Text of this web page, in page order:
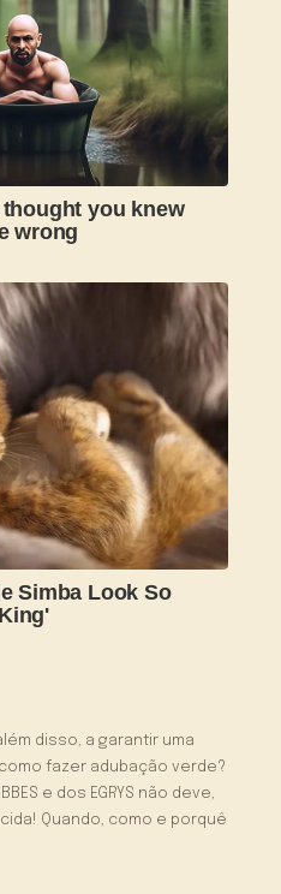
disso, a garantir uma
fazer adubação verde?
e dos EGRYS não deve,
Quando, como e porquê